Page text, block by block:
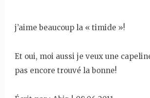
j’aime beaucoup la « timide »!
Et oui, moi aussi je veux une
pas encore trouvé la bonne!